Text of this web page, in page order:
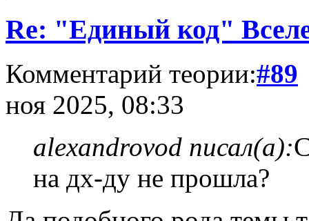
Re: "Единый код"
Комментарий теории:#89
ноя 2025, 08:33
alexandrovod писал(а):
на дх-ду не прошла?